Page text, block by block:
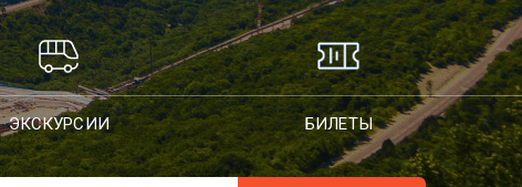
ЭКСКУРСИИ БИЛЕТЫ